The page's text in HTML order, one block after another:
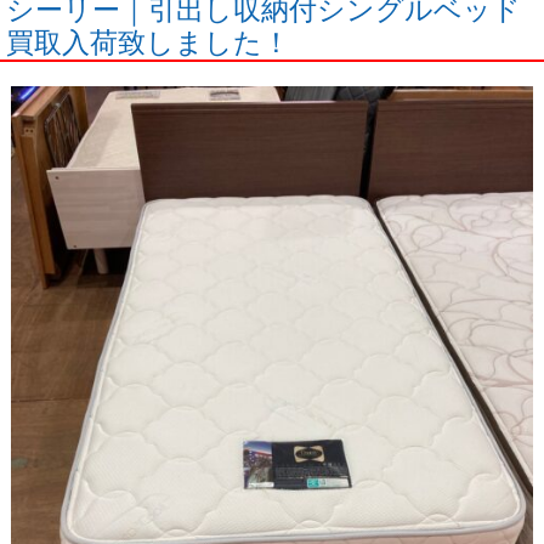
シーリー｜引出し収納付シングルベッド
買取入荷致しました！